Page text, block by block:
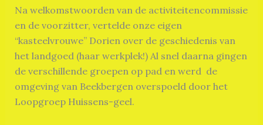
Na welkomstwoorden van de activiteitencommissie
en de voorzitter, vertelde onze eigen
“kasteelvrouwe” Dorien over de geschiedenis van
het landgoed (haar werkplek!) Al snel daarna gingen
de verschillende groepen op pad en werd de
omgeving van Beekbergen overspoeld door het
Loopgroep Huissens-geel.